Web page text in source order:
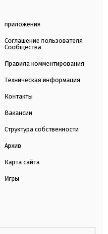
приложения
Соглашение пользователя
Сообщества
Правила комментирования
Техническая информация
Контакты
Вакансии
Структура собственности
Архив
Карта сайта
Игры